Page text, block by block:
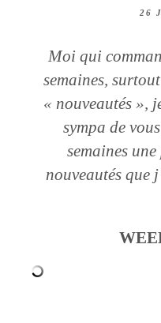
26
Moi qui
semaines,
« nouveautés »,
sympa de
semaines
nouveautés que